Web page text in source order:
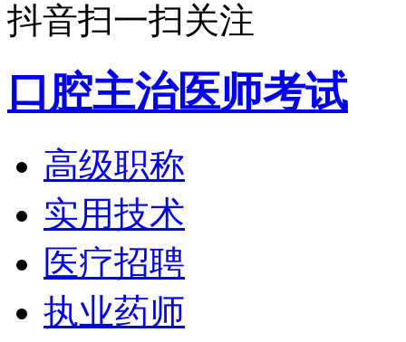
抖音扫一扫关注
口腔主治医师考试
高级职称
实用技术
医疗招聘
执业药师